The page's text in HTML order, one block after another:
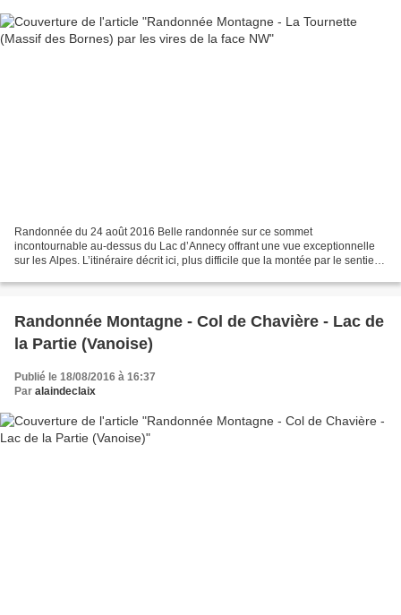
Randonnée du 24 août 2016 Belle randonnée sur ce sommet
incontournable au-dessus du Lac d’Annecy offrant une vue exceptionnelle
sur les Alpes. L’itinéraire décrit ici, plus difficile que la montée par le sentier
Randonnée Montagne - Col de Chavière - Lac de
la Partie (Vanoise)
Publié le 18/08/2016 à 16:37
Par alaindeclaix